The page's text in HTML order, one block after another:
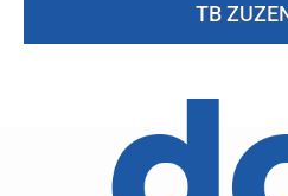
TB